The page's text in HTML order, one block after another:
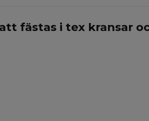
fästas i tex kransar